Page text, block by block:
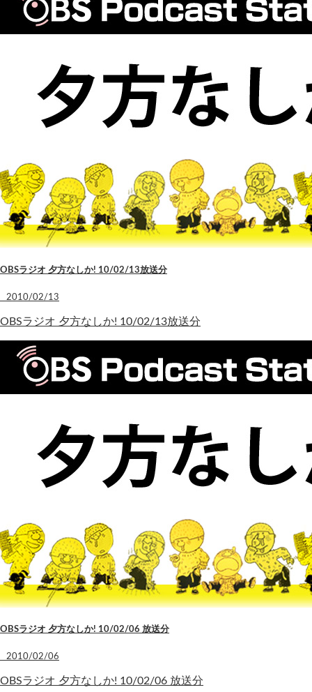
OBSラジオ 夕方なしか! 10/02/13放送分
2010/02/13
OBSラジオ 夕方なしか! 10/02/13放送分
OBSラジオ 夕方なしか! 10/02/06 放送分
2010/02/06
OBSラジオ 夕方なしか! 10/02/06 放送分